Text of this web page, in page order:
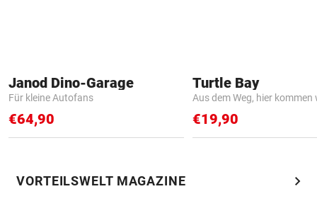
Janod Dino-Garage
Für kleine Autofans
€64,90
Turtle Bay
Aus dem Weg, hier kommen
€19,90
VORTEILSWELT MAGAZINE chevron_right